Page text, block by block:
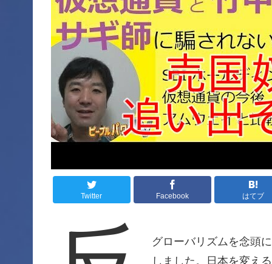
Twitter Facebook はてブ
グローバリズムを念頭
しました。日本を変え